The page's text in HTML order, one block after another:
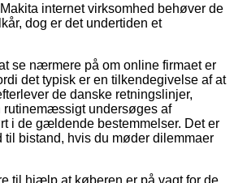
internet virksomhed behøver de
dog er det undertiden et
se nærmere på om online firmaet er
det typisk er en tilkendegivelse af at
de danske retningslinjer,
rutinemæssigt undersøges af
i de gældende bestemmelser. Det er
bistand, hvis du møder dilemmaer
til hjælp at køberen er på vagt for de